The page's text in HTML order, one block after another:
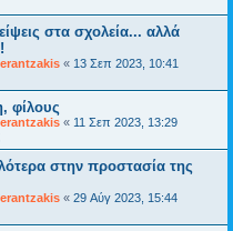
στα σχολεία... αλλά
« 13 Σεπ 2023, 10:41
φίλους
« 11 Σεπ 2023, 13:29
στην προστασία της
« 29 Αύγ 2023, 15:44